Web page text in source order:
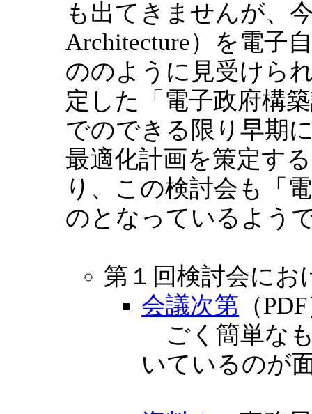
も出てきませんが、
Architecture）を電子
ののように見受けら
定した「電子政府構
でのできる限り早期
最適化計画を策定す
り、この検討会も「
のとなっているよう
第１回検討会にお
会議次第 （
ごく簡単な
いているのが